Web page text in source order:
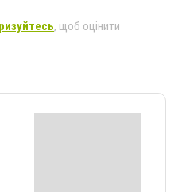
, щоб оцінити